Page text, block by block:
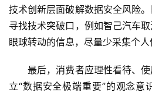
技术创新层面破解数据安全风险
寻找技术突破口，例如智己汽车
眼球转动的信息，尽量少采集个人
最后，消费者应理性看待、使
立“数据安全极端重要”的观念意